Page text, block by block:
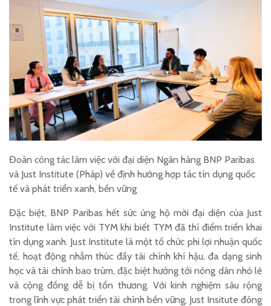
Đoàn công tác làm việc với đại diện Ngân hàng BNP Paribas
và Just Institute (Pháp) về định hướng hợp tác tín dụng quốc
tế và phát triển xanh, bền vững
Đặc biệt, BNP Paribas hết sức ủng hộ mời đại diện của Just
Institute làm việc với TYM khi biết TYM đã thí điểm triển khai
tín dụng xanh. Just Institute là một tổ chức phi lợi nhuận quốc
tế, hoạt động nhằm thúc đẩy tài chính khí hậu, đa dạng sinh
học và tài chính bao trùm, đặc biệt hướng tới nông dân nhỏ lẻ
và cộng đồng dễ bị tổn thương. Với kinh nghiệm sâu rộng
trong lĩnh vực phát triển tài chính bền vững, Just Insitute đóng